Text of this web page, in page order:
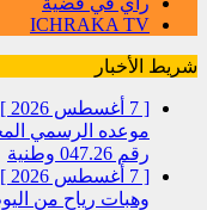
ICHRAKA TV
شريط الأخبار
[ 7 أغسطس 2026 ]
موعده الرسمي
رقم 047.26
وطنية
[ 7 أغسطس 2026 ]
وهبات رياح من